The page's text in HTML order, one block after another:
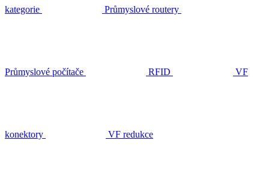
kategorie Průmyslové routery
Průmyslové počítače RFID VF
konektory VF redukce